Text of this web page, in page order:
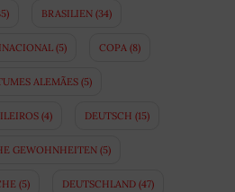
BRASILIEN(34)
(5) COPA(8)
ALEMÃES(5)
(4) DEUTSCH (15)
GEWOHNHEITEN (5)
(5) DEUTSCHLAND (47)